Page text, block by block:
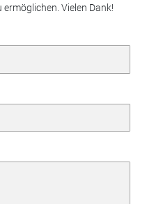
Vielen Dank!